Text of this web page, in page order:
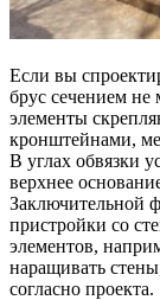
Если вы
брус сечением
элементы
кронштейнами,
В углах обвязки
верхнее
Заключительной
пристройки со
элементов,
наращивать
согласно проекта.